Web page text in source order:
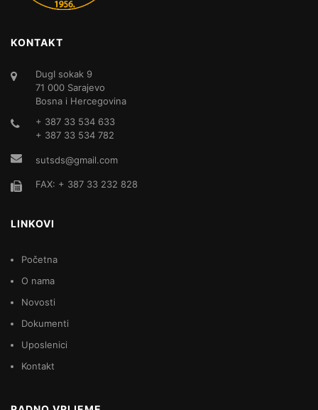
KONTAKT
DugI sokak 9
71 000 Sarajevo
Bosna i Hercegovina
+ 387 33 534 633
+ 387 33 534 782
sutsds@gmail.com
FAX: + 387 33 232 828
LINKOVI
Početna
O nama
Novosti
Dokumenti
Uposlenici
Kontakt